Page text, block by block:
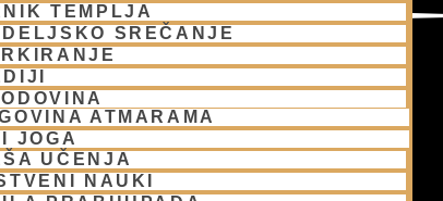
TEMPLJA
SREČANJE
ATMARAMA
JOGA
UČENJA
NAUKI